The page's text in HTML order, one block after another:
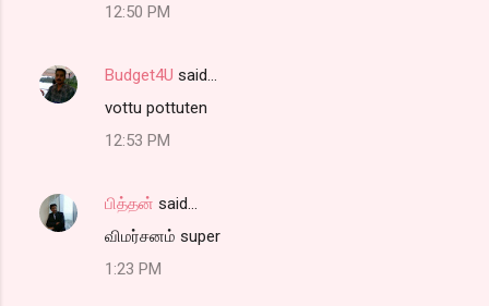
12:50 PM
Budget4U said…
vottu pottuten
12:53 PM
பித்தன் said…
விமர்சனம் super
1:23 PM